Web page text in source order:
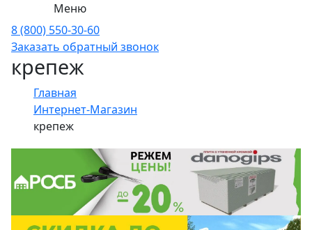
Меню
8 (800) 550-30-60
Заказать обратный звонок
крепеж
Главная
Интернет-Магазин
крепеж